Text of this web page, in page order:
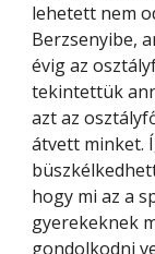
lehetett nem
Berzsenyibe,
évig az
tekintettük
azt az
átvett minket.
hogy mi az a
gyerekeknek
gondolkodni